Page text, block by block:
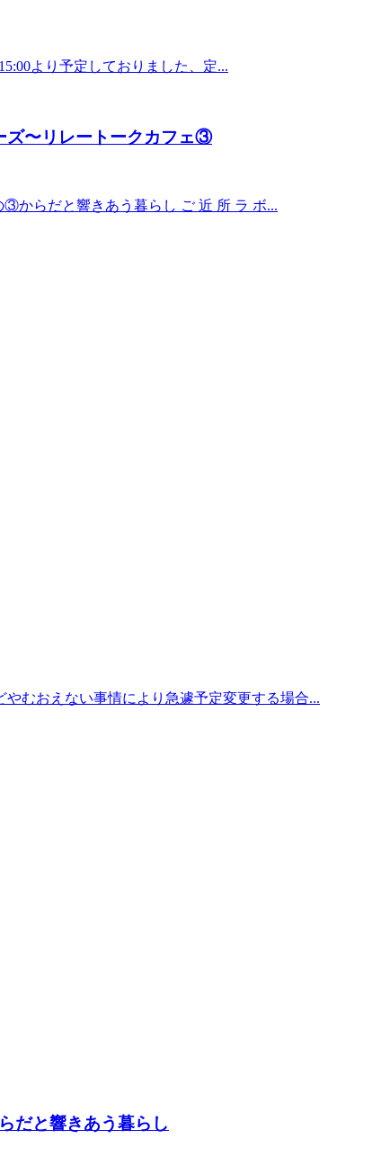
より予定しておりました、定...
ズ〜リレートークカフェ③
からだと響きあう暮らし ご 近 所 ラ ボ...
むおえない事情により急遽予定変更する場合...
だと響きあう暮らし